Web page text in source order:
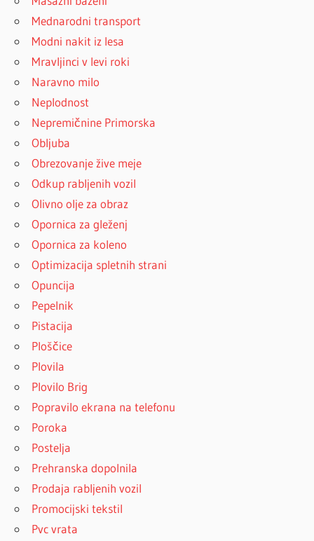
Mednarodni transport
Modni nakit iz lesa
Mravljinci v levi roki
Naravno milo
Neplodnost
Nepremičnine Primorska
Obljuba
Obrezovanje žive meje
Odkup rabljenih vozil
Olivno olje za obraz
Opornica za gleženj
Opornica za koleno
Optimizacija spletnih strani
Opuncija
Pepelnik
Pistacija
Ploščice
Plovila
Plovilo Brig
Popravilo ekrana na telefonu
Poroka
Postelja
Prehranska dopolnila
Prodaja rabljenih vozil
Promocijski tekstil
Pvc vrata